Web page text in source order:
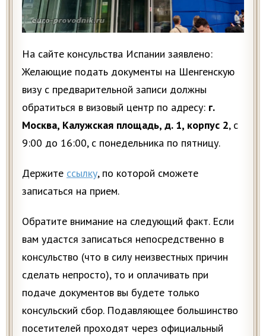
На сайте консульства Испании заявлено:
Желающие подать документы на Шенгенскую
визу с предварительной записи должны
обратиться в визовый центр по адресу: г.
Москва, Калужская площадь, д. 1, корпус 2, с
9:00 до 16:00, с понедельника по пятницу.
Держите ссылку, по которой сможете
записаться на прием.
Обратите внимание на следующий факт. Если
вам удастся записаться непосредственно в
консульство (что в силу неизвестных причин
сделать непросто), то и оплачивать при
подаче документов вы будете только
консульский сбор. Подавляющее большинство
посетителей проходят через официальный